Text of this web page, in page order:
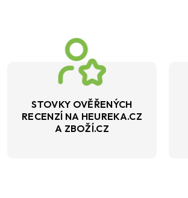
STOVKY OVĚŘENÝCH
RECENZÍ NA HEUREKA.CZ
A ZBOŽÍ.CZ